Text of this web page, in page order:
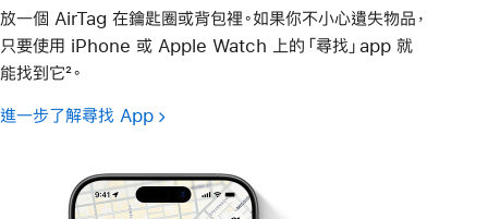
放一個 AirTag 在鑰匙圈或背包裡。如果你不小心遺失物品，
只要使用 iPhone 或 Apple Watch 上的「尋找」app 就
能找到它²。
進一步了解尋找 App